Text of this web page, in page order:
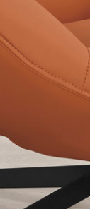
無提供吊掛服
，並非一般快
費你的寶貴時間
警報等不可抗
、閉店後時段
》
可聯絡當地請
帳通知，商品
具可聯絡當地